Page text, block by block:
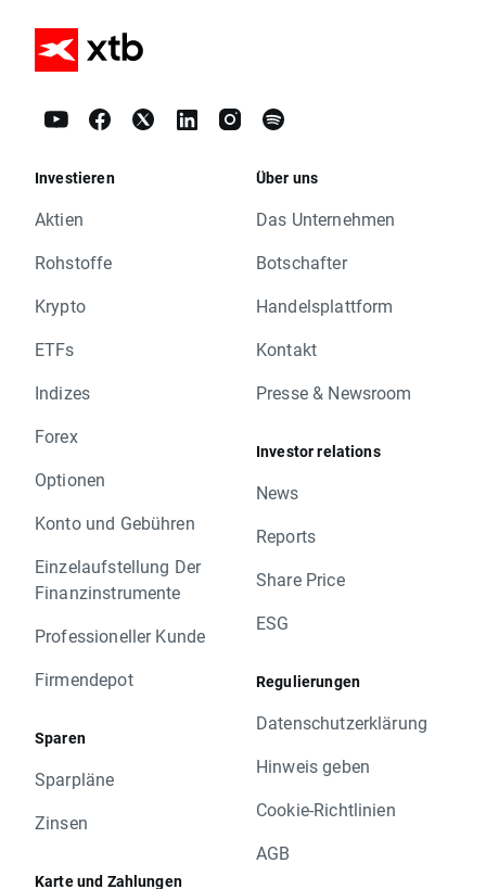
Investieren
Aktien
Rohstoffe
Krypto
ETFs
Indizes
Forex
Optionen
Konto und Gebühren
Einzelaufstellung Der
Finanzinstrumente
Professioneller Kunde
Firmendepot
Sparen
Sparpläne
Zinsen
Karte und Zahlungen
Über uns
Das Unternehmen
Botschafter
Handelsplattform
Kontakt
Presse & Newsroom
Investor relations
News
Reports
Share Price
ESG
Regulierungen
Datenschutzerklärung
Hinweis geben
Cookie-Richtlinien
AGB